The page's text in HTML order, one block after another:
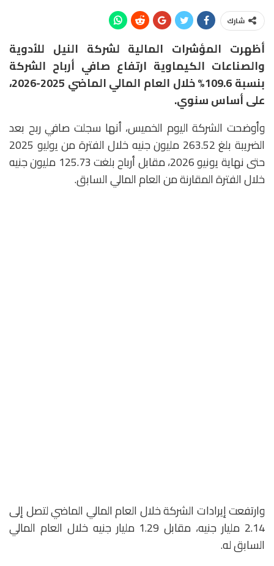
شارك
أظهرت المؤشرات المالية لشركة النيل للأدوية
والصناعات الكيماوية ارتفاع صافي أرباح الشركة
بنسبة 109.6% خلال العام المالي الماضي 2025-2026،
على أساس سنوي.
وأوضحت الشركة اليوم الخميس، أنها سجلت صافي ربح بعد
الضريبة بلغ 263.52 مليون جنيه خلال الفترة من يوليو 2025
حتى نهاية يونيو 2026، مقابل أرباح بلغت 125.73 مليون جنيه
خلال الفترة المقارنة من العام المالي السابق.
وارتفعت إيرادات الشركة خلال العام المالي الماضي لتصل إلى
2.14 مليار جنيه، مقابل 1.29 مليار جنيه خلال العام المالي
السابق له.